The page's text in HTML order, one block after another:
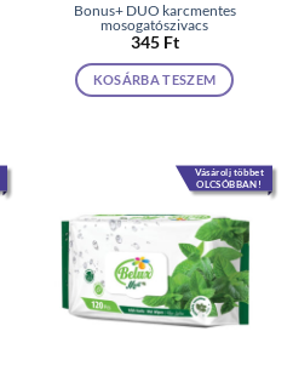
Bonus+ DUO karcmentes
mosogatószivacs
345 Ft
KOSÁRBA TESZEM
Vásárolj többet
OLCSÓBBAN!